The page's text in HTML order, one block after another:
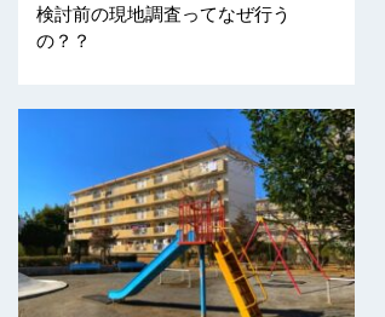
検討前の現地調査ってなぜ行う
の？？